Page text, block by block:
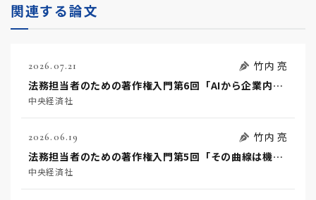
関連する論文
2026.07.21
竹内 亮
法務担当者のための著作権入門第6回「AIから企業内ナレッジへ」
中央経済社
2026.06.19
竹内 亮
法務担当者のための著作権入門第5回「その曲線は機能か美か」
中央経済社